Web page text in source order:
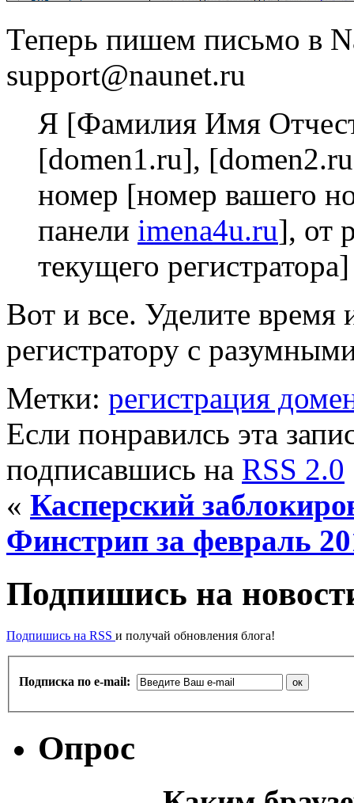
Теперь пишем письмо в
support@naunet.ru
Я [Фамилия Имя
[domen1.ru],
номер [номер вашего
панели imena4u.ru], от
текущего регистратора]
Вот и все. Уделите время
регистратору с
Метки: регистрация
Если понравилсь эта
подписавшись на RSS 2.0
« Касперский
Финстрип за февраль
Подпишись на
Подпишись на RSS и получай обновления блога!
Подписка по e-mail:
Опрос